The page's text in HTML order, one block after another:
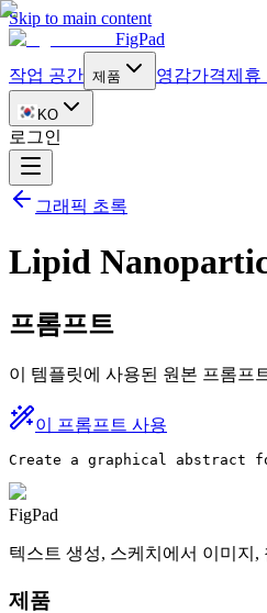
Skip to main content
FigPad
작업 공간 제품 영감가격제휴
KO
로그인
그래픽 초록
Lipid
프롬프트
이 템플릿에 사용된 원본 프롬프
이 프롬프트 사용
Create a graphical abstract
FigPad
텍스트 생성, 스케치에서 이미지
제품